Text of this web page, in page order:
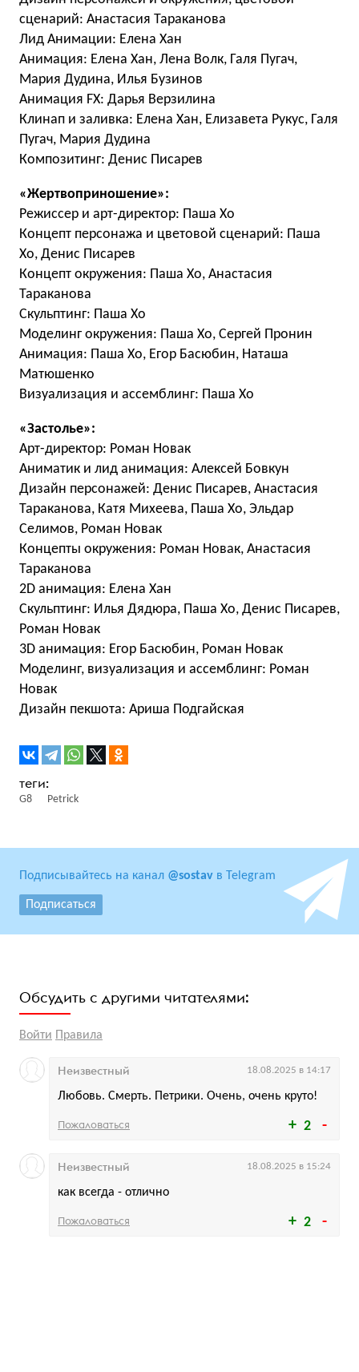
сценарий: Анастасия Тараканова
Лид Анимации: Елена Хан
Анимация: Елена Хан, Лена Волк, Галя Пугач,
Мария Дудина, Илья Бузинов
Анимация FX: Дарья Верзилина
Клинап и заливка: Елена Хан, Елизавета Рукус, Галя
Пугач, Мария Дудина
Композитинг: Денис Писарев
«Жертвоприношение»:
Режиссер и арт-директор: Паша Хо
Концепт персонажа и цветовой сценарий: Паша
Хо, Денис Писарев
Концепт окружения: Паша Хо, Анастасия
Тараканова
Скульптинг: Паша Хо
Моделинг окружения: Паша Хо, Сергей Пронин
Анимация: Паша Хо, Егор Басюбин, Наташа
Матюшенко
Визуализация и ассемблинг: Паша Хо
«Застолье»:
Арт-директор: Роман Новак
Аниматик и лид анимация: Алексей Бовкун
Дизайн персонажей: Денис Писарев, Анастасия
Тараканова, Катя Михеева, Паша Хо, Эльдар
Селимов, Роман Новак
Концепты окружения: Роман Новак, Анастасия
Тараканова
2D анимация: Елена Хан
Скульптинг: Илья Дядюра, Паша Хо, Денис Писарев,
Роман Новак
3D анимация: Егор Басюбин, Роман Новак
Моделинг, визуализация и ассемблинг: Роман
Новак
Дизайн пекшота: Ариша Подгайская
G8 Petrick
Подписывайтесь на канал @sostav в Telegram
Подписаться
Обсудить с другими читателями:
Войти Правила
2
Любовь. Смерть. Петрики. Очень, очень круто!
Неизвестный 18.08.2025 в 14:17
Пожаловаться
2
как всегда - отлично
Неизвестный 18.08.2025 в 15:24
Пожаловаться